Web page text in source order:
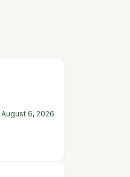
August 6, 2026